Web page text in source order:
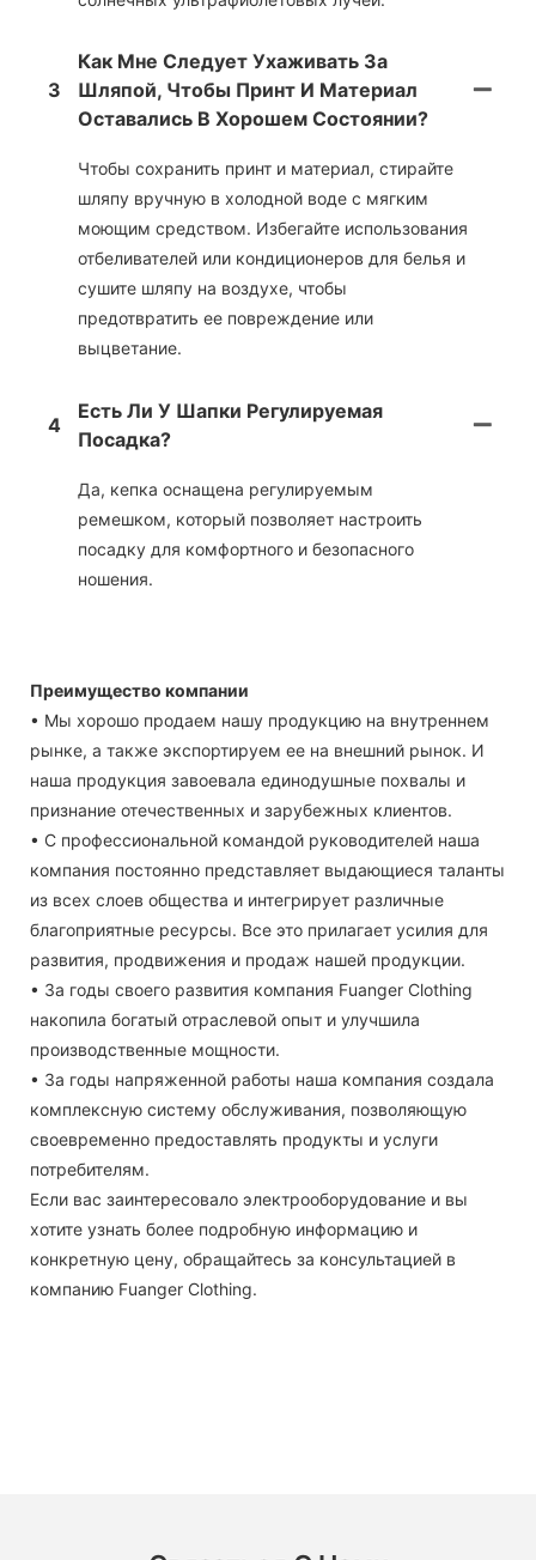
3
Как Мне Следует Ухаживать За
Шляпой, Чтобы Принт И Материал
Оставались В Хорошем Состоянии?
Чтобы сохранить принт и материал, стирайте
шляпу вручную в холодной воде с мягким
моющим средством. Избегайте использования
отбеливателей или кондиционеров для белья и
сушите шляпу на воздухе, чтобы
предотвратить ее повреждение или
выцветание.
4
Есть Ли У Шапки Регулируемая
Посадка?
Да, кепка оснащена регулируемым
ремешком, который позволяет настроить
посадку для комфортного и безопасного
ношения.
Преимущество компании
• Мы хорошо продаем нашу продукцию на внутреннем
рынке, а также экспортируем ее на внешний рынок. И
наша продукция завоевала единодушные похвалы и
признание отечественных и зарубежных клиентов.
• С профессиональной командой руководителей наша
компания постоянно представляет выдающиеся таланты
из всех слоев общества и интегрирует различные
благоприятные ресурсы. Все это прилагает усилия для
развития, продвижения и продаж нашей продукции.
• За годы своего развития компания Fuanger Clothing
накопила богатый отраслевой опыт и улучшила
производственные мощности.
• За годы напряженной работы наша компания создала
комплексную систему обслуживания, позволяющую
своевременно предоставлять продукты и услуги
потребителям.
Если вас заинтересовало электрооборудование и вы
хотите узнать более подробную информацию и
конкретную цену, обращайтесь за консультацией в
компанию Fuanger Clothing.